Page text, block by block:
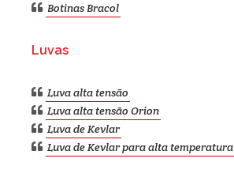
Botinas Bracol
Luvas
Luva alta tensão
Luva alta tensão Orion
Luva de Kevlar
Luva de Kevlar para alta temperatura